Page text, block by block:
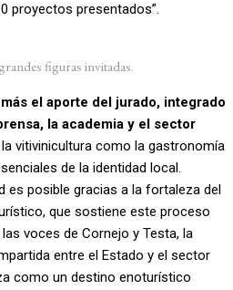
proyectos presentados”.
figuras invitadas.
el aporte del jurado, integrado
la academia y el sector
vitivinicultura como la gastronomía
de la identidad local.
es posible gracias a la fortaleza del
que sostiene este proceso
voces de Cornejo y Testa, la
entre el Estado y el sector
como un destino enoturístico